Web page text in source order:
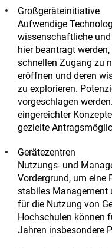
Großgeräteinitiative
Aufwendige
wissenschaftliche
hier beantragt
schnellen Zugang zu
eröffnen und deren
zu explorieren.
vorgeschlagen
eingereichter
gezielte
Gerätezentren
Nutzungs- und
Vordergrund, um eine
stabiles Management
für die Nutzung von
Hochschulen können
Jahren insbesondere